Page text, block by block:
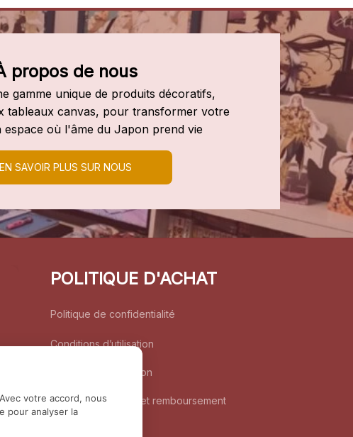
propos de nous
gamme unique de produits décoratifs,
tableaux canvas, pour transformer votre
espace où l'âme du Japon prend vie
EN SAVOIR PLUS SUR NOUS
POLITIQUE D'ACHAT
Politique de confidentialité
Conditions d’utilisation
Politique d’expédition
Politique de retour et remboursement
votre accord, nous
pour analyser la